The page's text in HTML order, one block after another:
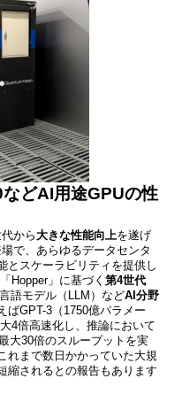
どAI用途GPUの性
代から大きな性能向上を遂げ
で、あらゆるデータセンタ
とスケーラビリティを提供し
Hopper」に基づく第4世代
語モデル（LLM）などAI分野
ばGPT-3（1750億パラメー
4倍高速化し、推論において
大30倍のスループットを実
れまで数日かかっていた大規
縮されるとの報告もあります​